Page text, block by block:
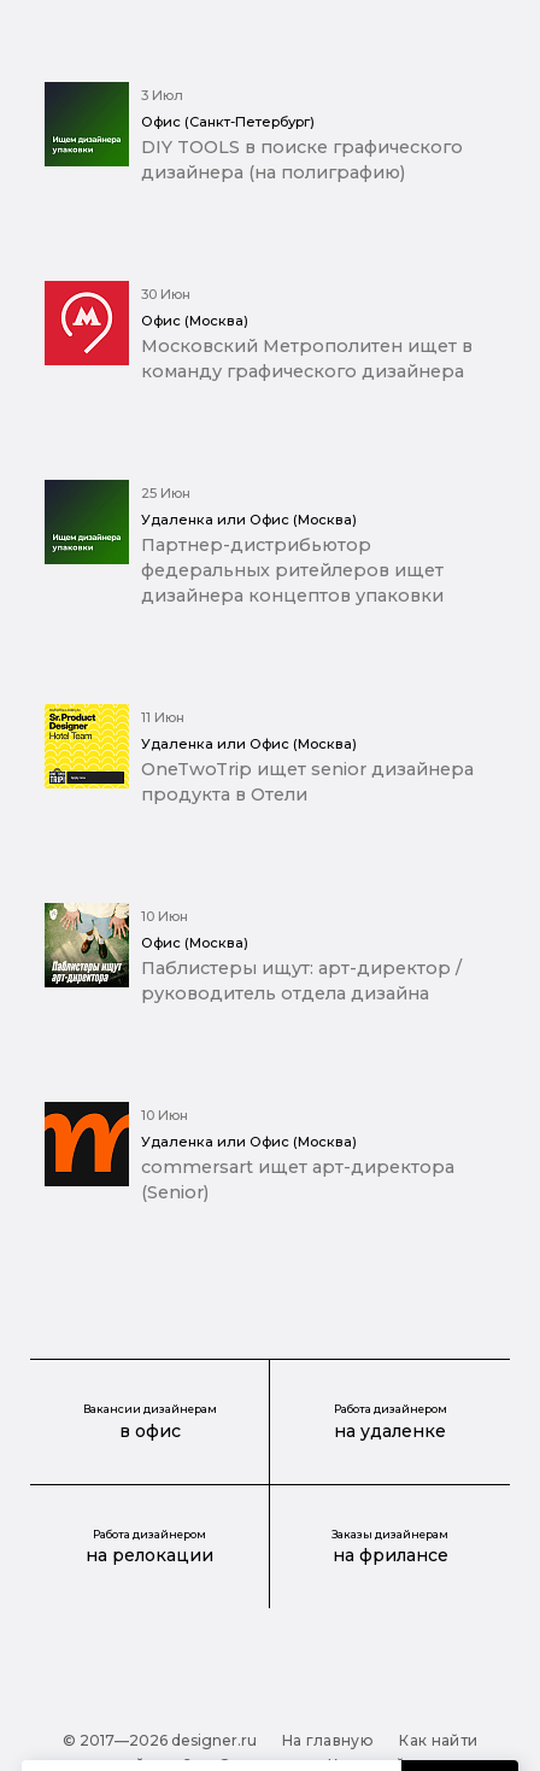
3 Июл
Офис (Санкт-Петербург)
DIY TOOLS в поиске графического
дизайнера (на полиграфию)
30 Июн
Офис (Москва)
Московский Метрополитен ищет в
команду графического дизайнера
25 Июн
Удаленка или Офис (Москва)
Партнер-дистрибьютор
федеральных ритейлеров ищет
дизайнера концептов упаковки
11 Июн
Удаленка или Офис (Москва)
OneTwoTrip ищет senior дизайнера
продукта в Отели
10 Июн
Офис (Москва)
Паблистеры ищут: арт-директор /
руководитель отдела дизайна
10 Июн
Удаленка или Офис (Москва)
commersart ищет арт-директора
(Senior)
Вакансии дизайнерам
в офис
Работа дизайнером
на удаленке
Работа дизайнером
на релокации
Заказы дизайнерам
на фрилансе
© 2017—2026 designer.ru На главную
Как найти
дизайнера?
О проекте Карта сайта